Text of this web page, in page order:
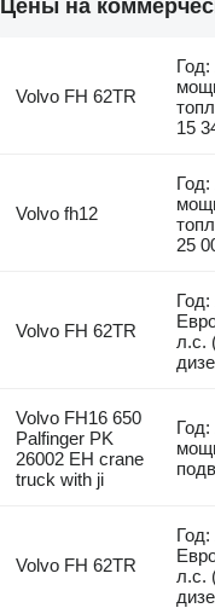
Цены на
Volvo FH 62TR
Год:
15
Volvo fh12
25
Volvo FH 62TR
Год:
л.с.
Volvo FH16 650
Palfinger PK
26002 EH crane
truck with ji
Volvo FH 62TR
Год:
л.с.